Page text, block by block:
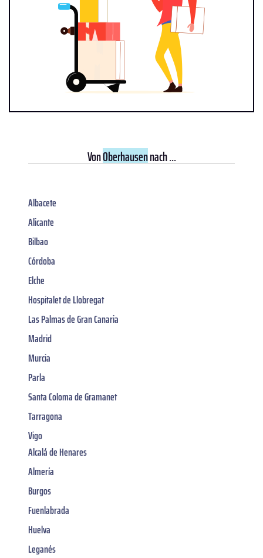
VonOberhausennach ...
Albacete
Alicante
Bilbao
Córdoba
Elche
Hospitalet de Llobregat
Las Palmas de Gran Canaria
Madrid
Murcia
Parla
Santa Coloma de Gramanet
Tarragona
Vigo
Alcalá de Henares
Almería
Burgos
Fuenlabrada
Huelva
Leganés